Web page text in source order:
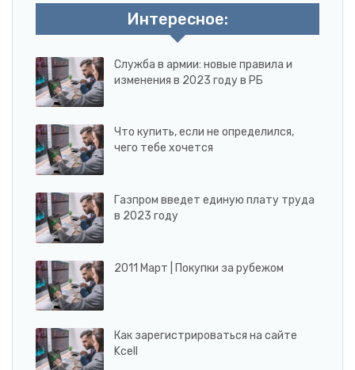
Интересное:
Служба в армии: новые правила и
изменения в 2023 году в РБ
Что купить, если не определился,
чего тебе хочется
Газпром введет единую плату труда
в 2023 году
2011 Март | Покупки за рубежом
Как зарегистрироваться на сайте
Kcell